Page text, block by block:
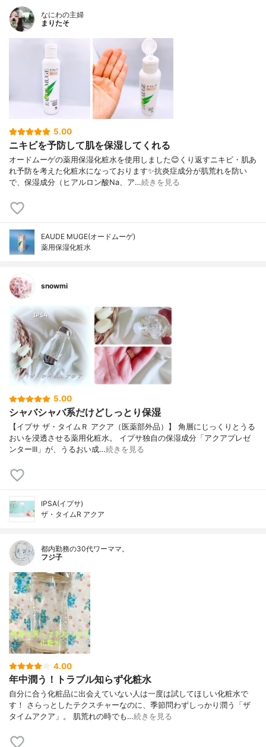
なにわの主婦
まりたそ
5.00
ニキビを予防して肌を保湿してくれる
オードムーゲの薬用保湿化粧水を使用しました😊くり返すニキビ・肌あ
れ予防を考えた化粧水になっております✨抗炎症成分が肌荒れを防い
で、保湿成分（ヒアルロン酸Na、ア…続きを見る
EAUDE MUGE(オードムーゲ)
薬用保湿化粧水
snowmi
5.00
シャバシャバ系だけどしっとり保湿
【イプサ ザ・タイムＲ アクア（医薬部外品）】 角層にじっくりとうる
おいを浸透させる薬用化粧水。 イプサ独自の保湿成分「アクアプレゼ
ンターIII」が、うるおい成…続きを見る
IPSA(イプサ)
ザ・タイムR アクア
都内勤務の30代ワーママ。
フジ子
4.00
年中潤う！トラブル知らず化粧水
自分に合う化粧品に出会えていない人は一度は試してほしい化粧水で
す！ さらっとしたテクスチャーなのに、季節問わずしっかり潤う「ザ
タイムアクア」。 肌荒れの時でも…続きを見る